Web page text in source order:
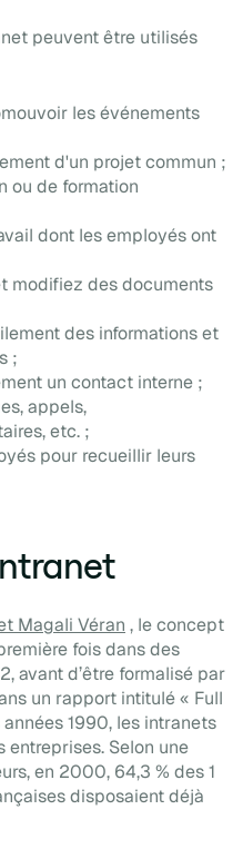
peuvent être utilisés
les événements
d'un projet commun ;
ou de formation
dont les employés ont
modifiez des documents
des informations et
;
un contact interne ;
appels,
etc. ;
pour recueillir leurs
Magali Véran , le concept
fois dans des
avant d’être formalisé par
un rapport intitulé « Full
1990, les intranets
entreprises. Selon une
en 2000, 64,3 % des 1
disposaient déjà